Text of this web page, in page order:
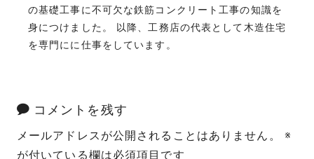
の基礎工事に不可欠な鉄筋コンクリート工事の知識を
身につけました。 以降、工務店の代表として木造住宅
を専門にに仕事をしています。
コメントを残す
メールアドレスが公開されることはありません。
※
が付いている欄は必須項目です